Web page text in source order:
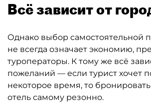
Всё зависит от
Однако выбор самостоятельной
не всегда означает экономию,
туроператоры. К тому же всё
пожеланий — если турист хочет
некоторое время, то
отель самому резонно.